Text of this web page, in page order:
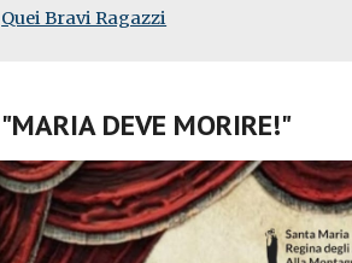
Quei Bravi Ragazzi
"MARIA DEVE MORIRE!"